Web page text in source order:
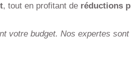
, tout en profitant de réductions
votre budget. Nos expertes